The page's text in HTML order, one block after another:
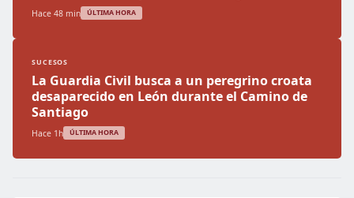
Hace 48 min ÚLTIMA HORA
SUCESOS
La Guardia Civil busca a un peregrino croata
desaparecido en León durante el Camino de
Santiago
Hace 1h ÚLTIMA HORA